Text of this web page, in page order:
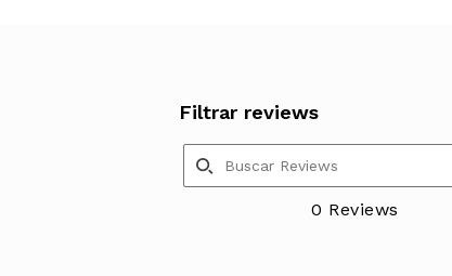
Filtrar reviews
0 Reviews